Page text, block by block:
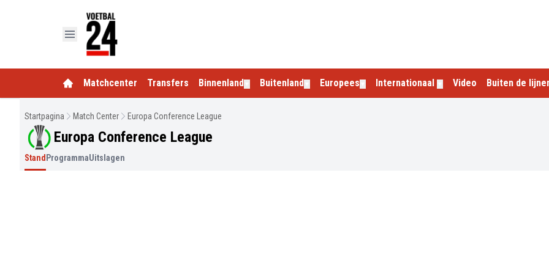
Matchcenter Transfers Binnenland Buitenland Europees Internationaal Video Buiten de
Startpagina Match Center Europa Conference League
Europa Conference League
Stand ProgrammaUitslagen